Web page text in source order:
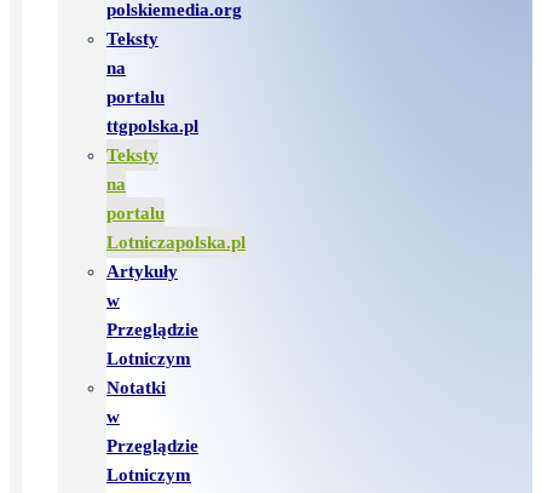
polskiemedia.org
Teksty
na
portalu
ttgpolska.pl
Teksty
na
portalu
Lotniczapolska.pl
Artykuły
w
Przeglądzie
Lotniczym
Notatki
w
Przeglądzie
Lotniczym